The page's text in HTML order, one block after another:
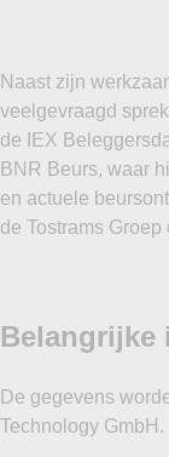
Naast zijn
veelgevraagd
de IEX
BNR Beurs, waar
en actuele
de Tostrams Groep